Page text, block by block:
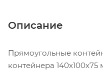
Описание
Прямоугольные
контейнера